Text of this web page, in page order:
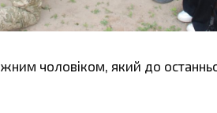
чоловіком, який до